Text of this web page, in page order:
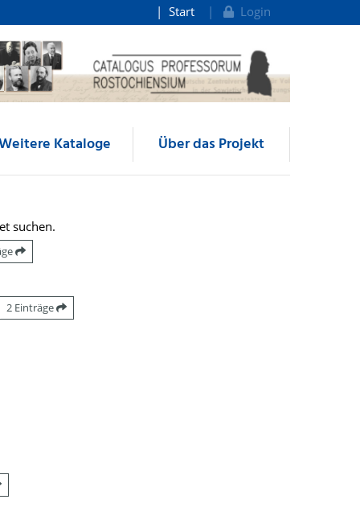
Start Login
Kataloge Über das Projekt
suchen.
2 Einträge